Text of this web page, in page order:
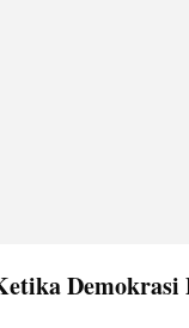
Demokrasi